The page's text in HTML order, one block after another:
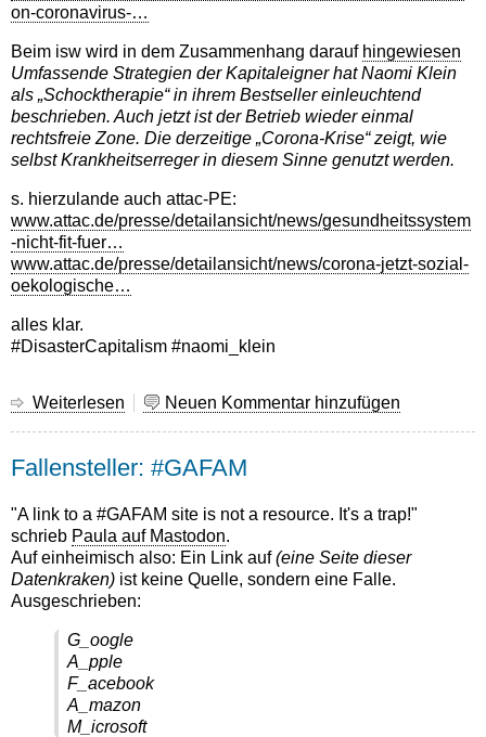
on-coronavirus-…
Beim isw wird in dem Zusammenhang darauf hingewiesen
Umfassende Strategien der Kapitaleigner hat Naomi Klein
als „Schocktherapie“ in ihrem Bestseller einleuchtend
beschrieben. Auch jetzt ist der Betrieb wieder einmal
rechtsfreie Zone. Die derzeitige „Corona-Krise“ zeigt, wie
selbst Krankheitserreger in diesem Sinne genutzt werden.
s. hierzulande auch attac-PE:
www.attac.de/presse/detailansicht/news/gesundheitssystem
-nicht-fit-fuer…
www.attac.de/presse/detailansicht/news/corona-jetzt-sozial-
oekologische…
alles klar.
#DisasterCapitalism #naomi_klein
Weiterlesen über
(Disaster
Neuen Kommentar hinzufügen
Fallensteller: #GAFAM
"A link to a #GAFAM site is not a resource. It's a trap!"
schrieb Paula auf Mastodon.
Auf einheimisch also: Ein Link auf(eine Seite dieser
Datenkraken) ist keine Quelle, sondern eine Falle.
Ausgeschrieben:
G_oogle
A_pple
F_acebook
A_mazon
M_icrosoft